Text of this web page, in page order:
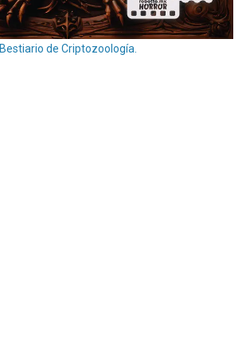
Bestiario de Criptozoología.